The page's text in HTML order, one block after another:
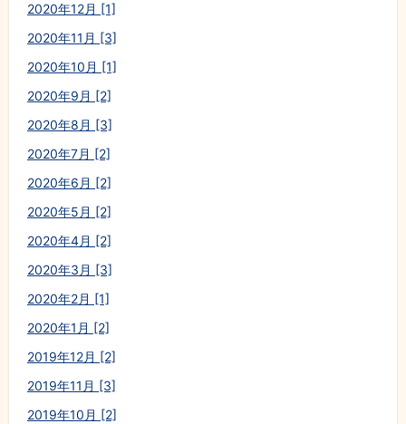
2020年12月 [1]
2020年11月 [3]
2020年10月 [1]
2020年9月 [2]
2020年8月 [3]
2020年7月 [2]
2020年6月 [2]
2020年5月 [2]
2020年4月 [2]
2020年3月 [3]
2020年2月 [1]
2020年1月 [2]
2019年12月 [2]
2019年11月 [3]
2019年10月 [2]